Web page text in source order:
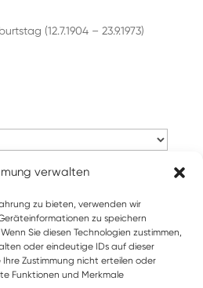
verwalten
zu bieten, verwenden wir
zu speichern
Sie diesen Technologien zustimmen,
oder eindeutige IDs auf dieser
Zustimmung nicht erteilen oder
Funktionen und Merkmale
(12.7.1904 – 23.9.1973)
Suchen